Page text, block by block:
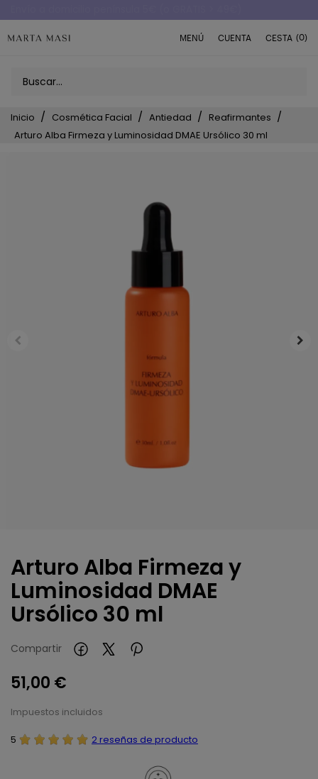
MENÚ CUENTA CESTA (0)
Inicio Cosmética Facial Antiedad
Reafirmantes
Arturo Alba Firmeza y Luminosidad DMAE Ursólico 30 ml
Arturo Alba Firmeza y
Luminosidad DMAE
Ursólico 30 ml
Compartir
51,00 €
Impuestos incluidos
5 2 reseñas de producto